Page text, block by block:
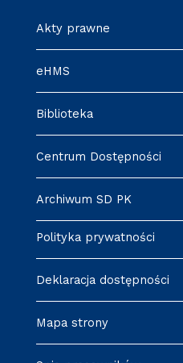
Akty prawne
eHMS
Biblioteka
Centrum Dostępności
Archiwum SD PK
Polityka prywatności
Deklaracja dostępności
Mapa strony